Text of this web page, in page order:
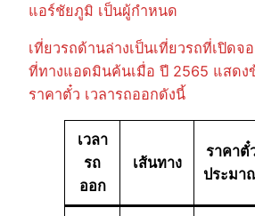
แอร์ชัยภูมิ เป็นผู้กำหนด
เที่ยวรถด้านล่างเป็นเที่ยวรถที่เปิดจ
ที่ทางแอดมินค้นเมื่อ ปี 2565 แสดง
ราคาตั๋ว เวลารถออกดังนี้
เวลา
รถ
ออก
เส้นทาง
ราคาตั๋
ประมา